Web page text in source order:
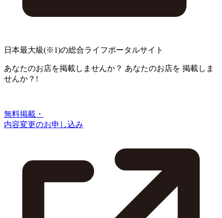
日本最大級(※1)の総合ライフポータルサイト
あなたのお店を掲載しませんか？ あなたのお店を 掲載しま
せんか？!
無料掲載・
内容変更のお申し込み